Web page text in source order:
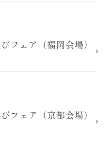
フェア（福岡会場）
フェア（京都会場）